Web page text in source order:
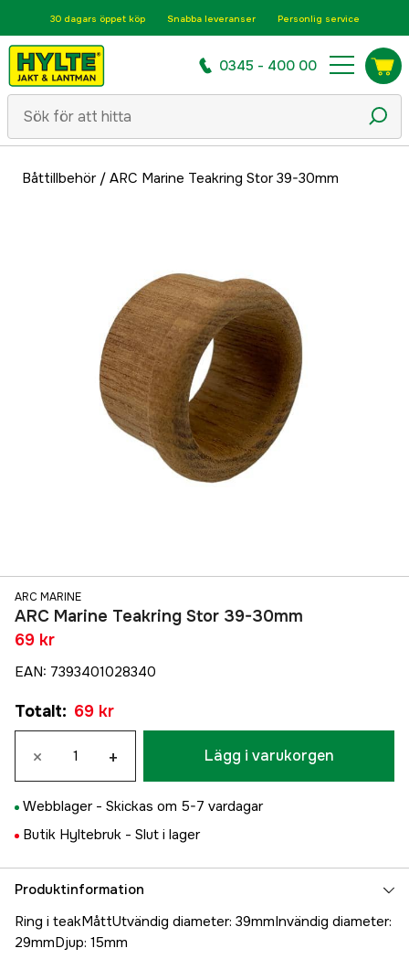
30 dagars öppet köp Snabba leveranser Personlig service
0345 - 400 00
Båttillbehör/ ARC Marine Teakring Stor 39-30mm
ARC MARINE
ARC Marine Teakring Stor 39-30mm
69 kr
EAN: 7393401028340
Totalt: 69 kr
× + Lägg i varukorgen
Webblager - Skickas om 5-7 vardagar
Butik Hyltebruk - Slut i lager
Produktinformation
Ring i teakMåttUtvändig diameter: 39mmInvändig diameter:
29mmDjup: 15mm